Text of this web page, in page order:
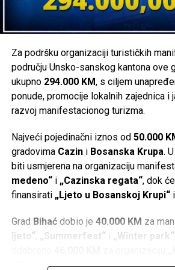
Za podršku organizaciji turističkih
području Unsko-sanskog kantona ove
ukupno 294.000 KM, s ciljem
ponude, promocije lokalnih zajednica i
razvoj manifestacionog turizma.
Najveći pojedinačni iznos od 50.000
gradovima Cazini Bosanska Krupa.
biti usmjerena na organizaciju
medeno“i „Cazinska regata“, dok
finansirati „Ljeto u Bosanskoj Krupi“i
Grad Bihaćdobio je 40.000 KM za
ljeto“, „Summerfest“i „Winter park“
„Ključke regate“.